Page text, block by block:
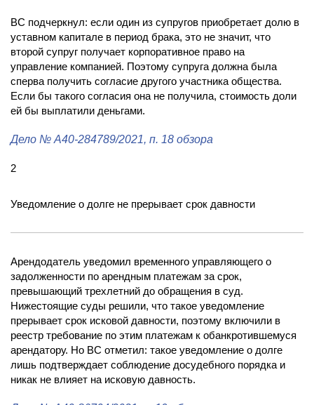
ВС подчеркнул: если один из супругов приобретает долю в
уставном капитале в период брака, это не значит, что
второй супруг получает корпоративное право на
управление компанией. Поэтому супруга должна была
сперва получить согласие другого участника общества.
Если бы такого согласия она не получила, стоимость доли
ей бы выплатили деньгами.
Дело № А40-284789/2021, п. 18 обзора
2
Уведомление о долге не прерывает срок давности
Арендодатель уведомил временного управляющего о
задолженности по арендным платежам за срок,
превышающий трехлетний до обращения в суд.
Нижестоящие суды решили, что такое уведомление
прерывает срок исковой давности, поэтому включили в
реестр требование по этим платежам к обанкротившемуся
арендатору. Но ВС отметил: такое уведомление о долге
лишь подтверждает соблюдение досудебного порядка и
никак не влияет на исковую давность.